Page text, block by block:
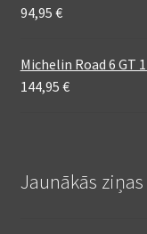
94,95 €
Michelin Road 6 GT
144,95 €
Jaunākās ziņas